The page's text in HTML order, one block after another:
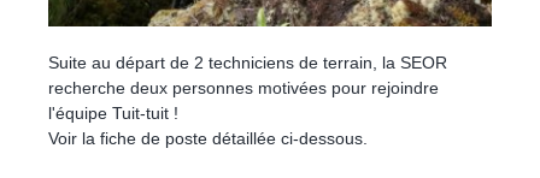
Suite au départ de 2 techniciens de terrain, la SEOR
recherche deux personnes motivées pour rejoindre
l'équipe Tuit-tuit !
Voir la fiche de poste détaillée ci-dessous.